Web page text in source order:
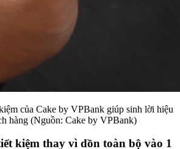
của Cake by VPBank giúp sinh lời hiệu
hàng (Nguồn: Cake by VPBank)
kiệm thay vì dồn toàn bộ vào 1